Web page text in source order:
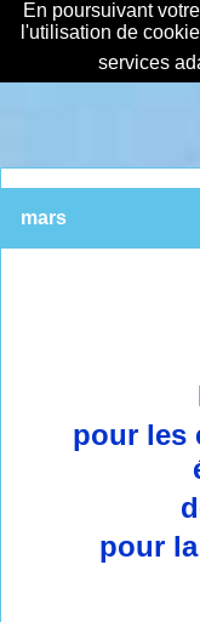
En poursuivant
l'utilisation de
services
mars
pour les
pour